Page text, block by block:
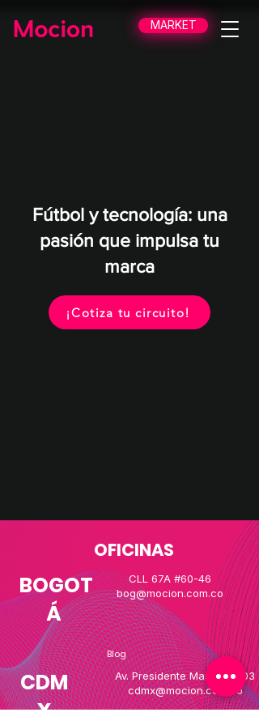
MARKET
Fútbol y tecnología: una
pasión que impulsa tu
marca
¡Cotiza tu circuito!
OFICINAS
BOGOT
Á
CLL 67A #60-46
bog@mocion.com.co
Blog
CDM
X
Av. Presidente Masaryk 203
cdmx@mocion.com.co